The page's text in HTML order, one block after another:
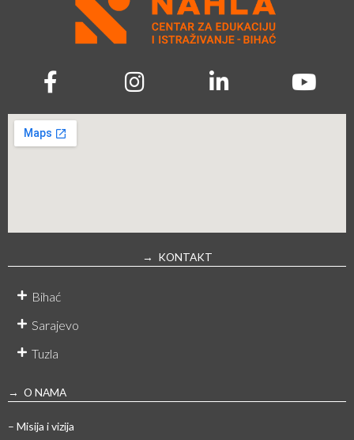
→ KONTAKT
Bihać
Sarajevo
Tuzla
→ O NAMA
– Misija i vizija